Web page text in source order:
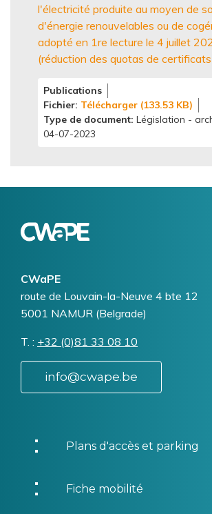
l'électricité produite au moyen de
d'énergie renouvelables ou de
adopté en 1re lecture le 4 juillet
(réduction des quotas de
Publications
Fichier Télécharger (133.53 KB)
Type de document Législation -
04-07-2023
CWaPE
Addresse
route de Louvain-la-Neuve 4 bte 12
5001 NAMUR (Belgrade)
T. Téléphone
+32 (0)81 33 08 10
info@cwape.be
Plans d'accès et parking
Fiche mobilité